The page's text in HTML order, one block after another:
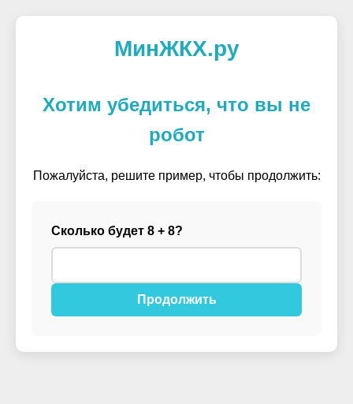
МинЖКХ.ру
Хотим убедиться, что вы не
робот
Пожалуйста, решите пример, чтобы продолжить:
Сколько будет 8 + 8?
Продолжить